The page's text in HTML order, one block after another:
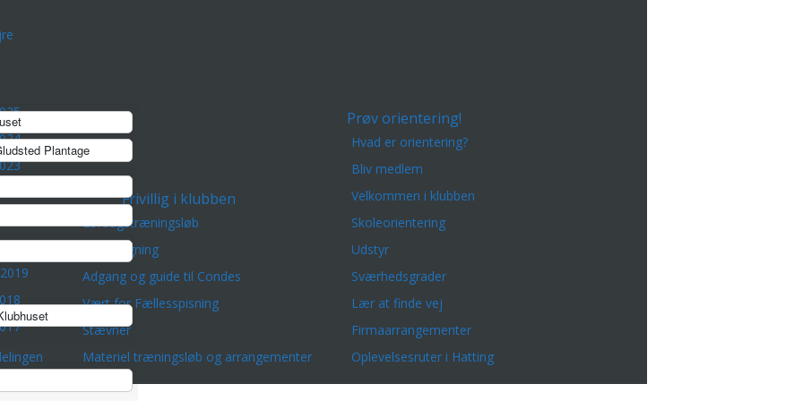
Frivillig i klubben
Lørdagstræningsløb
Banelægning
Adgang og guide til Condes
Vært for Fællesspisning
Stævner
Materiel træningsløb og arrangementer
Prøv orientering!
Hvad er orientering?
Bliv medlem
Velkommen i klubben
Skoleorientering
Udstyr
Sværhedsgrader
Lær at finde vej
Firmaarrangementer
Oplevelsesruter i Hatting
Plantage